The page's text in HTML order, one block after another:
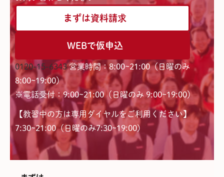
まずは資料請求
WEBで仮申込
0120-15-6343 営業時間：8:00~21:00（日曜のみ
8:00~19:00）
※電話受付：9:00~21:00（日曜のみ 9:00~19:00）
【教習中の方は専用ダイヤルをご利用ください】
7:30~21:00（日曜のみ7:30~19:00)